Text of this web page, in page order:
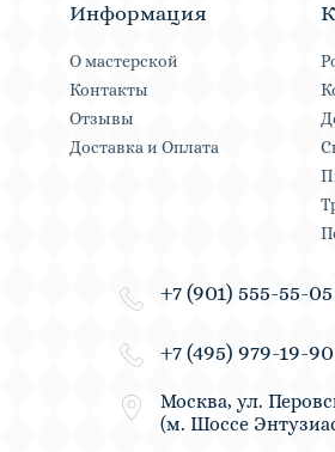
Информация
О мастерской
Контакты
Отзывы
Доставка и Оплата
+7 (901) 555-55-05
+7 (495) 979-19-90
Москва, ул.
(м. Шоссе